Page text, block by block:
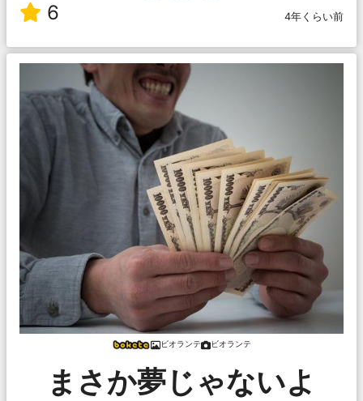
6 4年くらい前
ビオランテ ビオランテ
まさか夢じゃないよ